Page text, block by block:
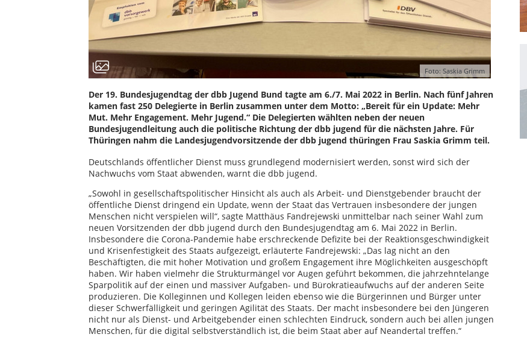
Foto: Saskia Grimm
Der 19. Bundesjugendtag der dbb Jugend Bund tagte am 6./7. Mai 2022 in Berlin. Nach fünf Jahren
kamen fast 250 Delegierte in Berlin zusammen unter dem Motto: „Bereit für ein Update: Mehr
Mut. Mehr Engagement. Mehr Jugend.“ Die Delegierten wählten neben der neuen
Bundesjugendleitung auch die politische Richtung der dbb jugend für die nächsten Jahre. Für
Thüringen nahm die Landesjugendvorsitzende der dbb jugend thüringen Frau Saskia Grimm teil.
Deutschlands öffentlicher Dienst muss grundlegend modernisiert werden, sonst wird sich der
Nachwuchs vom Staat abwenden, warnt die dbb jugend.
„Sowohl in gesellschaftspolitischer Hinsicht als auch als Arbeit- und Dienstgebender braucht der
öffentliche Dienst dringend ein Update, wenn der Staat das Vertrauen insbesondere der jungen
Menschen nicht verspielen will“, sagte Matthäus Fandrejewski unmittelbar nach seiner Wahl zum
neuen Vorsitzenden der dbb jugend durch den Bundesjugendtag am 6. Mai 2022 in Berlin.
Insbesondere die Corona-Pandemie habe erschreckende Defizite bei der Reaktionsgeschwindigkeit
und Krisenfestigkeit des Staats aufgezeigt, erläuterte Fandrejewski: „Das lag nicht an den
Beschäftigten, die mit hoher Motivation und großem Engagement ihre Möglichkeiten ausgeschöpft
haben. Wir haben vielmehr die Strukturmängel vor Augen geführt bekommen, die jahrzehntelange
Sparpolitik auf der einen und massiver Aufgaben- und Bürokratieaufwuchs auf der anderen Seite
produzieren. Die Kolleginnen und Kollegen leiden ebenso wie die Bürgerinnen und Bürger unter
dieser Schwerfälligkeit und geringen Agilität des Staats. Der macht insbesondere bei den Jüngeren
nicht nur als Dienst- und Arbeitgebender einen schlechten Eindruck, sondern auch bei allen jungen
Menschen, für die digital selbstverständlich ist, die beim Staat aber auf Neandertal treffen.“